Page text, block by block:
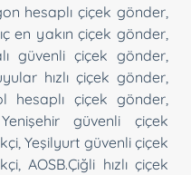
hesaplı çiçek gönder
en yakın çiçek gönder
güvenli çiçek gönder
hızlı çiçek gönder
hesaplı çiçek gönder
Yenişehir güvenli çiçek
, Yeşilyurt güvenli çiçek
, AOSB.Çiğli hızlı çiçek